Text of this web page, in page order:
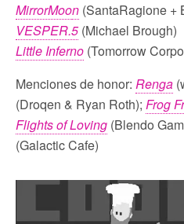
MirrorMoon (SantaRagione +
VESPER.5(Michael Brough)
Little Inferno (Tomorrow
Menciones de honor: Renga
(Droqen & Ryan Roth); Frog
Flights of Loving (Blendo
(Galactic Cafe)